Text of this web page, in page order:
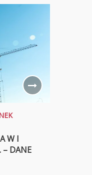
W I
– DANE